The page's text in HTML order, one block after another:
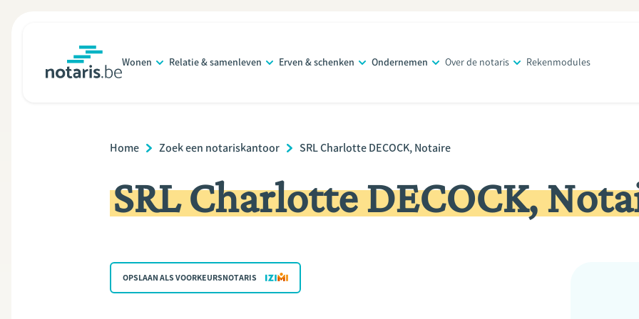
Wonen Relatie & samenleven Erven & schenken Ondernemen Over de notaris Rekenmodules
Breadcrumb
Home Zoek een notariskantoor SRL Charlotte DECOCK, Notaire
SRL Charlotte DECOCK,
OPSLAAN ALS VOORKEURSNOTARIS